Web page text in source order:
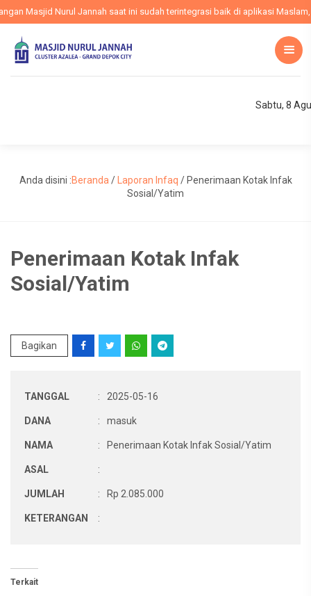
Masjid Nurul Jannah saat ini sudah terintegrasi baik di aplikasi Maslam,
Sabtu, 8
Anda disini :Beranda / Laporan Infaq / Penerimaan Kotak Infak
Sosial/Yatim
Penerimaan Kotak Infak
Sosial/Yatim
Bagikan
TANGGAL : 2025-05-16
DANA : masuk
NAMA : Penerimaan Kotak Infak Sosial/Yatim
ASAL :
JUMLAH : Rp 2.085.000
KETERANGAN :
Terkait